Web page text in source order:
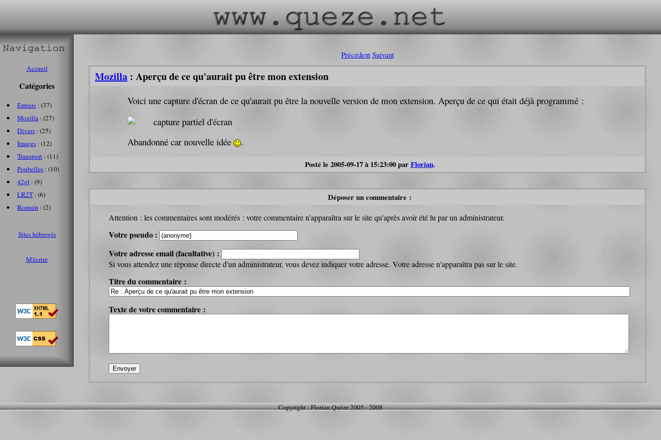
Précédent Suivant
Mozilla : Aperçu de ce qu'aurait pu être mon extension
Voici une capture d'écran de ce qu'aurait pu être la nouvelle version de mon extension. Aperçu de ce qui était déjà programmé :
Abandonné car nouvelle idée .
Posté le 2005-09-17 à 15:23:00 parFlorian.
Déposer un commentaire :
Attention : les commentaires sont modérés : votre commentaire n'apparaîtra sur le site qu'après avoir été lu par un administrateur.
Votre pseudo :
Votre adresse email (facultative) :
Si vous attendez une réponse directe d'un administrateur, vous devez indiquer votre adresse. Votre adresse n'apparaîtra pas sur le site.
Titre du commentaire :
Texte de votre commentaire :
Accueil
Catégories
Erreurs : (37)
Mozilla : (27)
Divers : (25)
Images : (12)
Transport : (11)
Poubelles : (10)
42gl : (9)
LR2T : (6)
Romain : (2)
Sites hébergés
M'écrire
Copyright : Florian Quèze 2005 - 2008